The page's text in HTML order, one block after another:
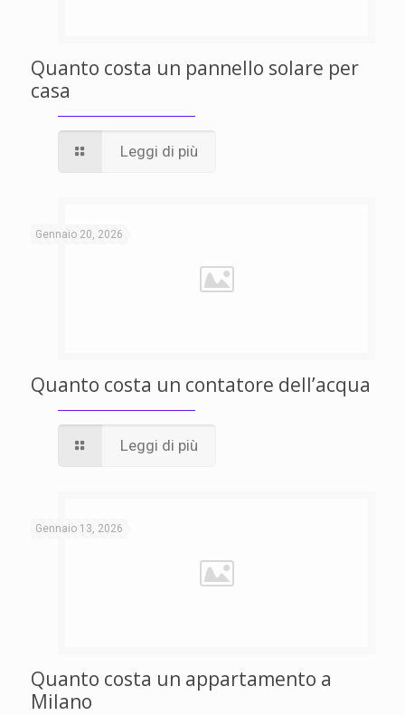
Quanto costa un pannello solare per
casa
Leggi di più
Gennaio 20, 2026
Quanto costa un contatore dell’acqua
Leggi di più
Gennaio 13, 2026
Quanto costa un appartamento a
Milano